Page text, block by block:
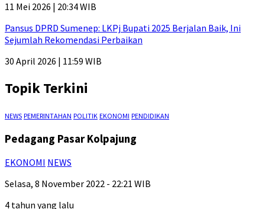
11 Mei 2026 | 20:34 WIB
Pansus DPRD Sumenep: LKPj Bupati 2025 Berjalan Baik, Ini
Sejumlah Rekomendasi Perbaikan
30 April 2026 | 11:59 WIB
Topik Terkini
NEWS PEMERINTAHAN POLITIK EKONOMI PENDIDIKAN
Pedagang Pasar Kolpajung
EKONOMI NEWS
Selasa, 8 November 2022 - 22:21 WIB
4 tahun yang lalu